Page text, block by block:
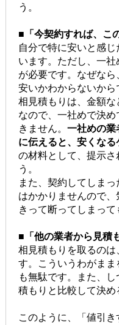
う。
■「今契約すれば、こ
自分で特に安いと感
います。ただし、一
が必要です。なぜな
安いかわからないから
相見積もりは、金額
なので、一社めで決
きません。 一社めの業
に伝えると、安くな
の材料として、提示さ
う。
また、契約してしま
はかかりませんので
きって断ってしまって
■「他の業者から見積
相見積もりを取るのは
す。こういうわがま
も無駄です。また、
積もりと比較して決め
このように、「値引